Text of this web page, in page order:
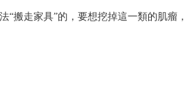
“搬走家具”的，要想挖掉這一類的肌瘤